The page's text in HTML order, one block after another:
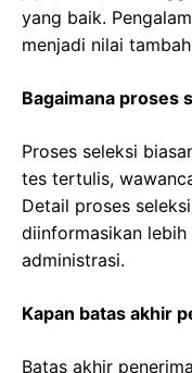
yang baik.
menjadi nilai
Bagaimana proses
Proses seleksi
tes tertulis,
Detail proses
diinformasikan
administrasi.
Kapan batas akhir
Batas akhir